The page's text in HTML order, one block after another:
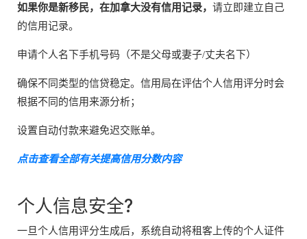
如果你是新移民，在加拿大没有信用记录， 请立即建立自己
的信用记录。
申请个人名下手机号码（不是父母或妻子/丈夫名下）
确保不同类型的信贷稳定。信用局在评估个人信用评分时会
根据不同的信用来源分析；
设置自动付款来避免迟交账单。
点击查看全部有关提高信用分数内容
个人信息安全?
一旦个人信用评分生成后，系统自动将租客上传的个人证件